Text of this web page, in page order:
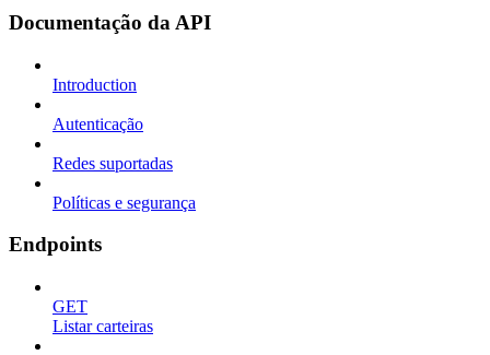
Documentação da API
Introduction
Autenticação
Redes suportadas
Políticas e segurança
Endpoints
GET
Listar carteiras